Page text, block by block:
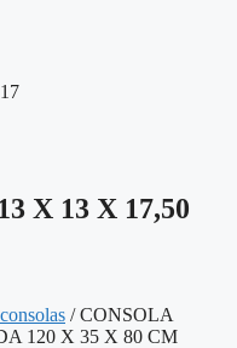
X 13 X 17,50
/ CONSOLA
120 X 35 X 80 CM